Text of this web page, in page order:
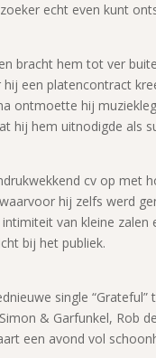
echt even kunt
bracht hem tot ver
een platencontract
ontmoette hij
hij hem uitnodigde als
cv op met
hij zelfs werd
van kleine zalen
bij het publiek.
single
& Garfunkel, Rob
een avond vol